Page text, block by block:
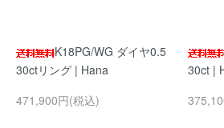
K18PG/WG ダイヤ0.5
30ctリング | Hana
471,900円(税込)
30ct |